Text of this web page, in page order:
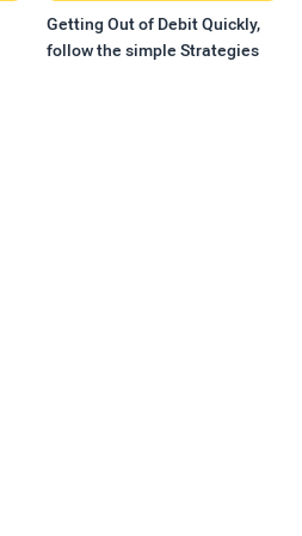
Getting Out of Debit Quickly,
follow the simple Strategies